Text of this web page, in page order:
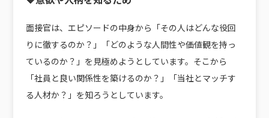
面接官は、エピソードの中身から「その人はどんな役回
りに徹するのか？」「どのような人間性や価値観を持っ
ているのか？」を見極めようとしています。そこから
「社員と良い関係性を築けるのか？」「当社とマッチす
る人材か？」を知ろうとしています。